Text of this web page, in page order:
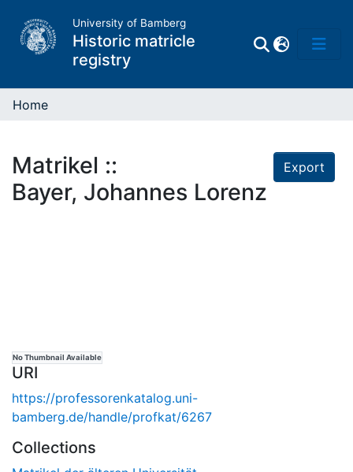
University of Bamberg
Historic matricle
registry
Directory of
Professors
Home
Matrikel ::
Bayer, Johannes Lorenz
Export
No Thumbnail Available
URI
https://professorenkatalog.uni-
bamberg.de/handle/profkat/6267
Collections